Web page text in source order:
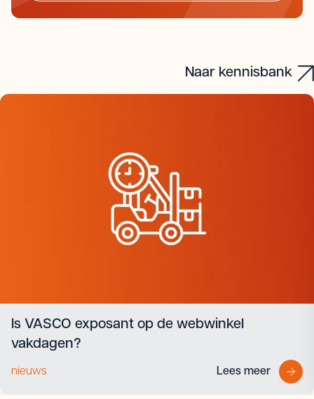
Naar kennisbank
Is VASCO exposant op de webwinkel
vakdagen?
nieuws Lees meer